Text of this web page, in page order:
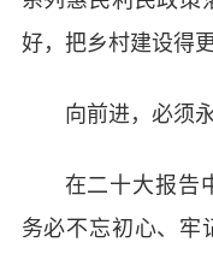
好，把乡村建设得
向前进，必须
在二十大报告
务必不忘初心、牢